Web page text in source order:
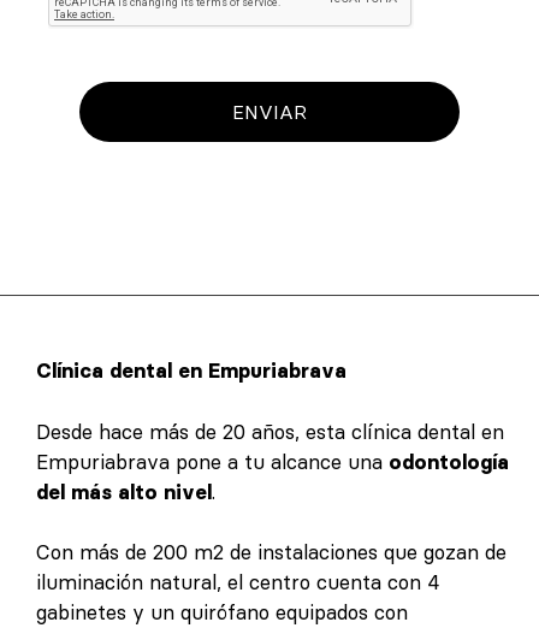
ENVIAR
Clínica dental en Empuriabrava
Desde hace más de 20 años, esta clínica dental en
Empuriabrava pone a tu alcance una odontología
del más alto nivel.
Con más de 200 m2 de instalaciones que gozan de
iluminación natural, el centro cuenta con 4
gabinetes y un quirófano equipados con